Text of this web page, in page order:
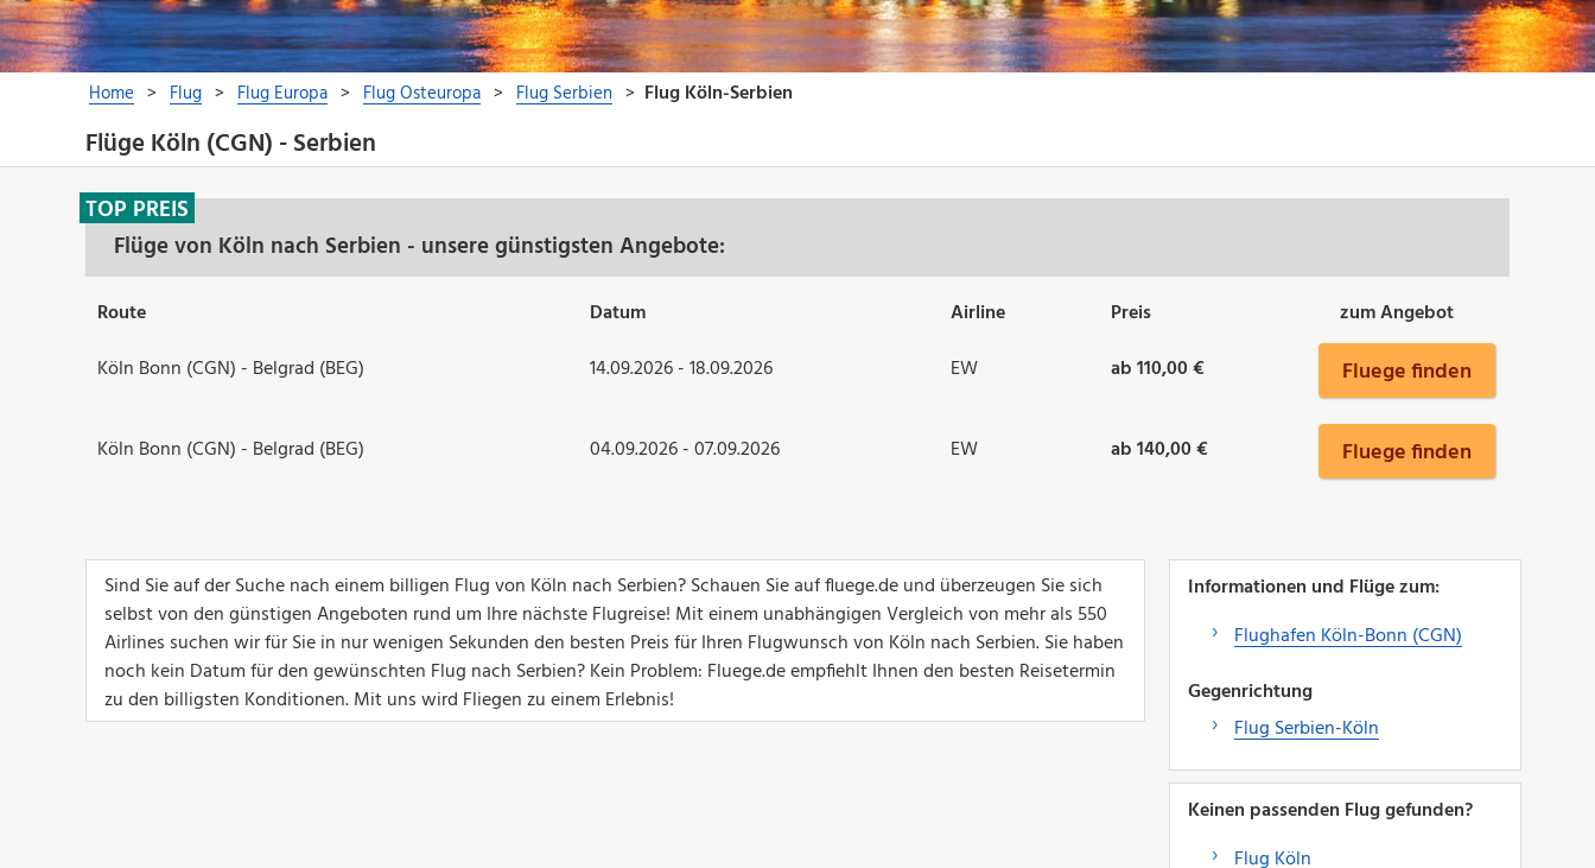
Flüge Köln (CGN) - Serbien
Flüge von Köln nach Serbien - unsere günstigsten Angebote:
TOP PREIS
Route Datum Airline Preis
zum Angebot
Köln Bonn (CGN) - Belgrad (BEG)
14.09.2026 - 18.09.2026 EW ab 110,00 € Fluege finden
Köln Bonn (CGN) - Belgrad (BEG) 04.09.2026 - 07.09.2026 EW ab 140,00 € Fluege finden
Sind Sie auf der Suche nach einem billigen Flug von Köln nach Serbien? Schauen Sie auf fluege.de und überzeugen Sie sich
selbst von den günstigen Angeboten rund um Ihre nächste Flugreise! Mit einem unabhängigen Vergleich von mehr als 550
Airlines suchen wir für Sie in nur wenigen Sekunden den besten Preis für Ihren Flugwunsch von Köln nach Serbien. Sie haben
noch kein Datum für den gewünschten Flug nach Serbien? Kein Problem: Fluege.de empfiehlt Ihnen den besten Reisetermin
zu den billigsten Konditionen. Mit uns wird Fliegen zu einem Erlebnis!
Informationen und Flüge zum:
Flughafen Köln-Bonn (CGN)
Gegenrichtung
Flug Serbien-Köln
Keinen passenden Flug gefunden?
Flug Köln